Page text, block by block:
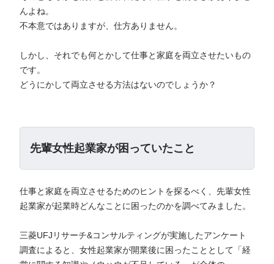
んよね。
不本意ではありますが、仕方ありません。
しかし、それでも何とかして仕事と家庭を両立させたいもの
です。
どうにかして両立させる方法はないのでしょうか？
先輩女性起業家が困っていたこと
仕事と家庭を両立させるためのヒントを探るべく、先輩女性
起業家が起業時どんなことに困ったのかを調べてみました。
三菱UFJリサーチ&コンサルティングが実施したアンケート
調査によると、女性起業家が開業後に困ったこととして「経